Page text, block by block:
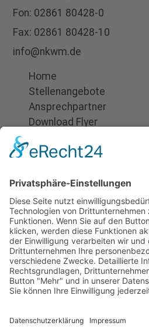
Fon: 02861 80428-0
Fax: 02861 80428-10
info@nkwm.de
Home
Stellenangebote
Ansprechpartner
Download Flyer
Impressum
Produkte
Dokumentation
Technik
Transporte
Tankaufliegertransporte
Feststofftransporte
Hakenlift
Transportfässer